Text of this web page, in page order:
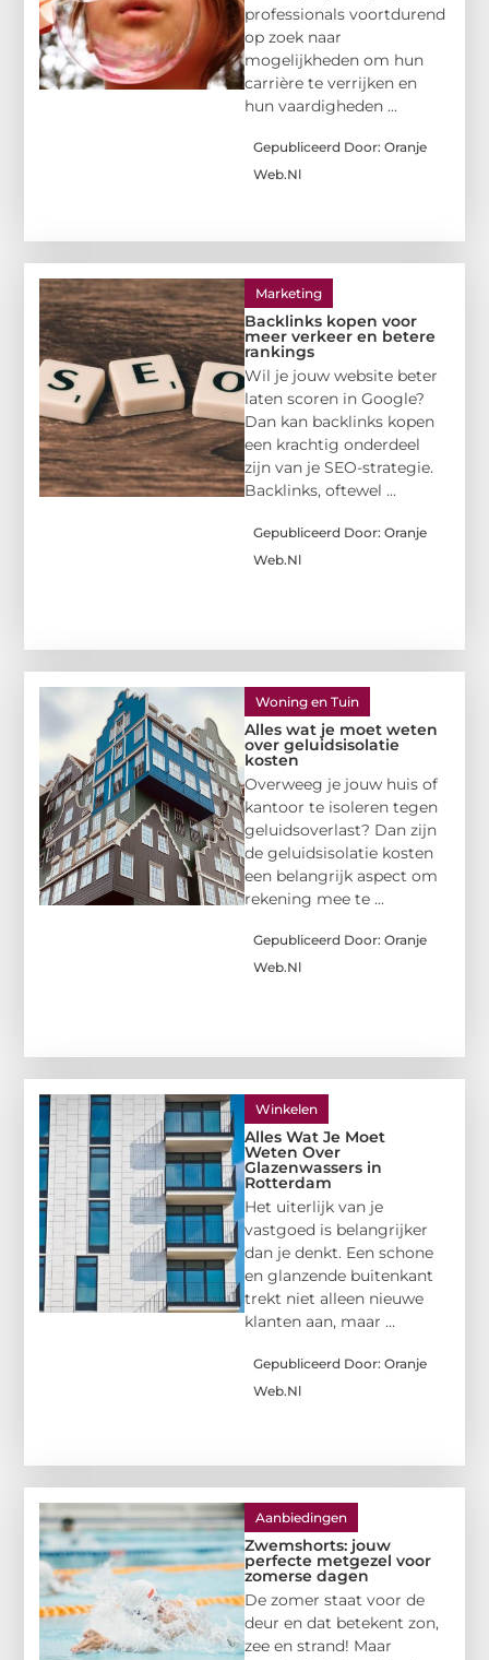
professionals voortdurend
op zoek naar
mogelijkheden om hun
carrière te verrijken en
hun vaardigheden ...
Gepubliceerd Door: Oranje
Web.nl
Marketing
Backlinks kopen voor
meer verkeer en betere
rankings
Wil je jouw website beter
laten scoren in Google?
Dan kan backlinks kopen
een krachtig onderdeel
zijn van je SEO-strategie.
Backlinks, oftewel ...
Gepubliceerd Door: Oranje
Web.nl
Woning en Tuin
Alles wat je moet weten
over geluidsisolatie
kosten
Overweeg je jouw huis of
kantoor te isoleren tegen
geluidsoverlast? Dan zijn
de geluidsisolatie kosten
een belangrijk aspect om
rekening mee te ...
Gepubliceerd Door: Oranje
Web.nl
Winkelen
Alles Wat Je Moet
Weten Over
Glazenwassers in
Rotterdam
Het uiterlijk van je
vastgoed is belangrijker
dan je denkt. Een schone
en glanzende buitenkant
trekt niet alleen nieuwe
klanten aan, maar ...
Gepubliceerd Door: Oranje
Web.nl
Aanbiedingen
Zwemshorts: jouw
perfecte metgezel voor
zomerse dagen
De zomer staat voor de
deur en dat betekent zon,
zee en strand! Maar